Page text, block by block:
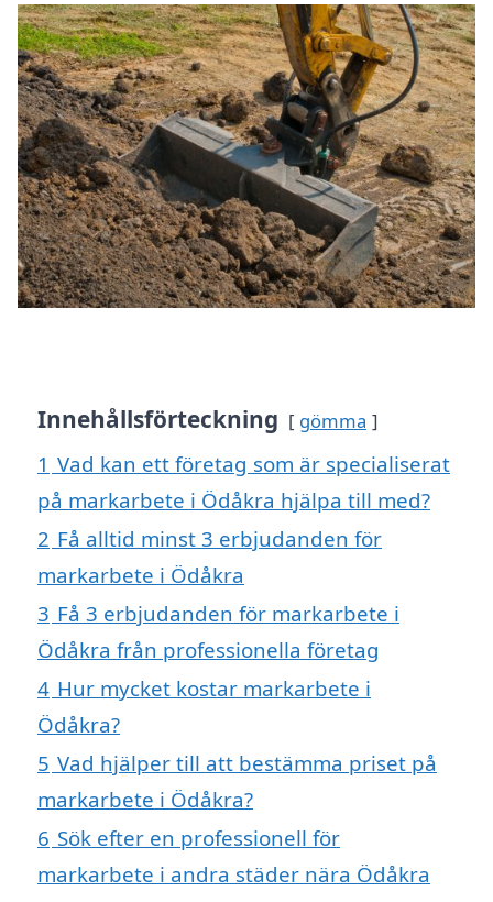
Innehållsförteckning gömma
1 Vad kan ett företag som är specialiserat
på markarbete i Ödåkra hjälpa till med?
2 Få alltid minst 3 erbjudanden för
markarbete i Ödåkra
3 Få 3 erbjudanden för markarbete i
Ödåkra från professionella företag
4 Hur mycket kostar markarbete i
Ödåkra?
5 Vad hjälper till att bestämma priset på
markarbete i Ödåkra?
6 Sök efter en professionell för
markarbete i andra städer nära Ödåkra